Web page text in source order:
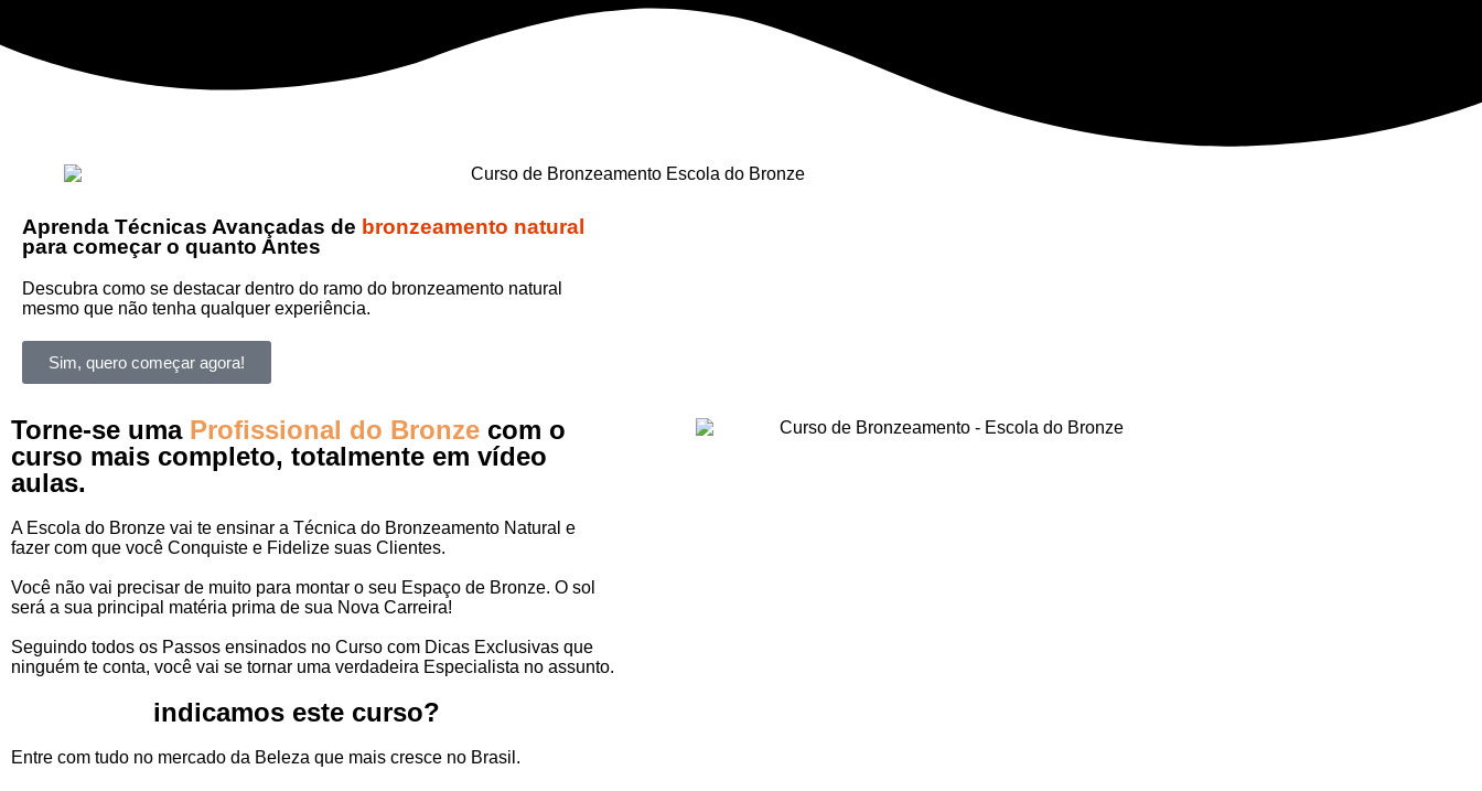
Aprenda Técnicas Avançadas de bronzeamento natural
para começar o quanto Antes
Descubra como se destacar dentro do ramo do bronzeamento natural
mesmo que não tenha qualquer experiência.
Sim, quero começar agora!
Torne-se uma Profissional do Bronze com o
curso mais completo, totalmente em vídeo
aulas.
A Escola do Bronze vai te ensinar a Técnica do Bronzeamento Natural e
fazer com que você Conquiste e Fidelize suas Clientes.
Você não vai precisar de muito para montar o seu Espaço de Bronze. O sol
será a sua principal matéria prima de sua Nova Carreira!
Seguindo todos os Passos ensinados no Curso com Dicas Exclusivas que
ninguém te conta, você vai se tornar uma verdadeira Especialista no assunto.
indicamos este curso?
Entre com tudo no mercado da Beleza que mais cresce no Brasil.